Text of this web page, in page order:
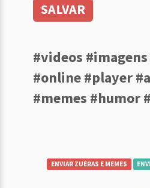
SALVAR
#videos
#online #player
#memes #humor
ENVIAR ZUERAS E MEMES